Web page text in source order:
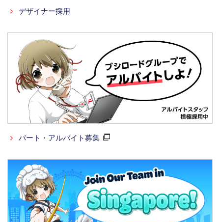
デザイナー採用
パート・アルバイト募集